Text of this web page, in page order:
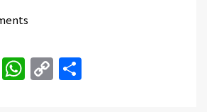
WeChat
WhatsApp
Copy